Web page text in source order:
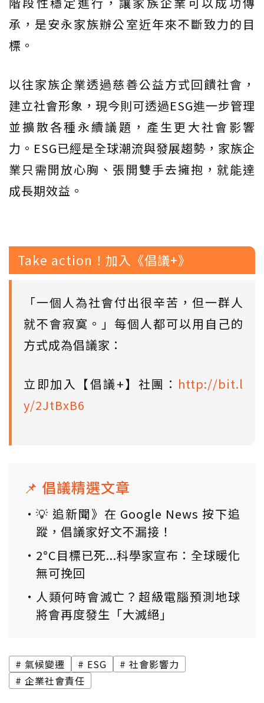
承，是安永家族辦公室近年來不斷致力的目
標。
以往家族企業透過慈善公益方式回饋社會，
建立社會形象，現今則可透過ESG進一步管理
並擴散各種永續議題，產生更大社會影響
力。ESG已經是全球潮流與發展趨勢，家族企
業只需開放心胸、張開雙手去擁抱，就能達
成長期效益。
Take action！加入《倡議+》
「一個人為社會付出很辛苦，但一群人
就不會寂寞。」每個人都可以用自己的
方式成為倡議家：
立即加入【倡議+】社團： http://bit.l
y/2JtBxB6
📌 倡議精選文章
💡 追新聞》在 Google News 按下追
蹤，倡議家好文不漏接！
2°C目標已死...科學家宣布：全球暖化
無可挽回
人類何時會滅亡？超級電腦預測地球
將會再度發生「大滅絕」
氣候變遷 ESG
社會影響力
企業社會責任